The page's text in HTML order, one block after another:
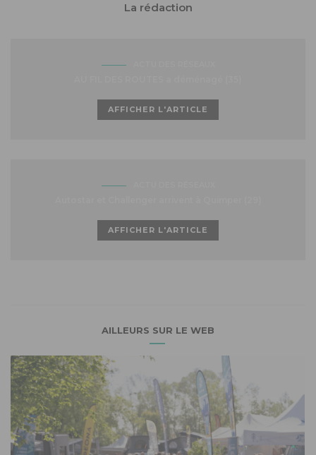
La rédaction
AFFICHER L'ARTICLE
AFFICHER L'ARTICLE
AILLEURS SUR LE WEB